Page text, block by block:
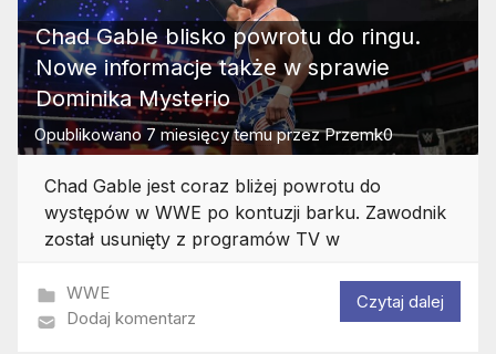
Chad Gable blisko powrotu do ringu.
Nowe informacje także w sprawie
Dominika Mysterio
Opublikowano 7 miesięcy temuprzezPrzemk0
Chad Gable jest coraz bliżej powrotu do
występów w WWE po kontuzji barku. Zawodnik
został usunięty z programów TV w
WWE
Dodaj komentarz
Czytaj dalej